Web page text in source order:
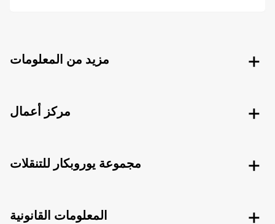
مزيد من المعلومات
مركز أعمال
مجموعة يوروبكار للتنقلات
المعلومات القانونية